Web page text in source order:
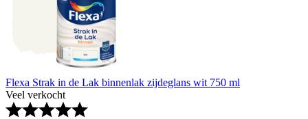
Flexa Strak in de Lak binnenlak zijdeglans wit 750 ml
Veel verkocht